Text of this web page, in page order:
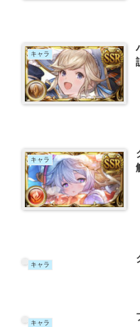
キャラ
キャラ
キャラ
キャラ